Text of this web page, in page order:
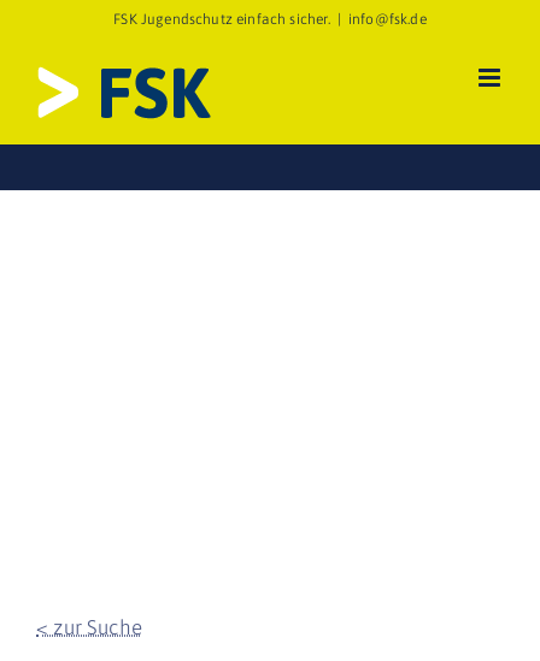
springen
FSK Jugendschutz einfach sicher. info@fsk.de
< zur Suche